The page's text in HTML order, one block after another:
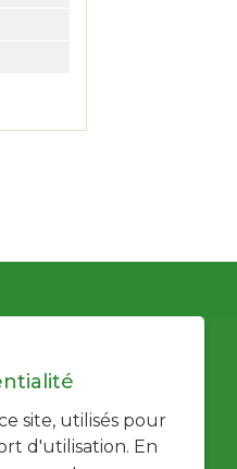
site, utilisés pour
d'utilisation. En